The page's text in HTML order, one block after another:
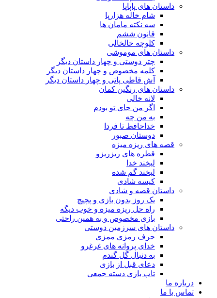
داستان های پاپاپا
شام خاله هزارپا
سه نکته مامان ها
قانون ششم
کلوچه خالخالی
داستان های موموشی
چتر دوستی و چهار داستان دیگر
کلمه مخصوص و چهار داستان دیگر
آش قاطی پاتی و چهار داستان دیگر
داستان های رنگین کمان
لانه خالی
اگر من جای تو بودم
به من چه
خداحافظ تا فردا
دوستان صبور
قصه های ریزه میزه
قطره های ریزریزو
لبخند خدا
لبخند گم شده
کیسه شادی
داستان قصه و شادی
یک روز بدون بازی و پچپچ
راه حل ریزه میزه و خوب دیگه
بازی مخصوص و به همین راحتی
داستان های سرزمین دوستی
حرف رمزی ممزی
خدای پروانه های غرغرو
به دنبال گل گندم
دعای قبل از بازی
تاب بازی دسته جمعی
درباره ما
تماس با ما